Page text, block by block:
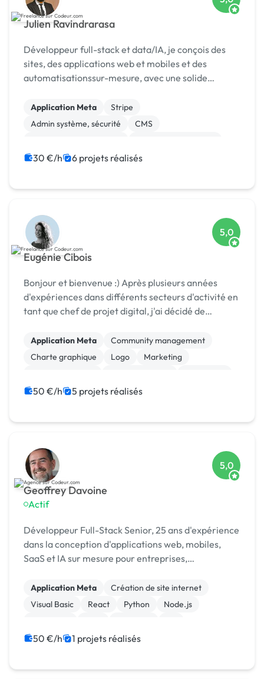
Julien Ravindrarasa
Développeur full-stack et data/IA, je conçois des
sites, des applications web et mobiles et des
automatisationssur-mesure, avec une solide
Stripe.
Application Meta
Stripe
Admin système, sécurité
CMS
Gestion site web
Installation de Script
30 €/h 6 projets réalisés
Eugénie Cibois
5,0
Bonjour et bienvenue :) Après plusieurs années
d'expériences dans différents secteurs d'activité en
tant que chef de projet digital, j'ai décidé de
entreprises souhaitant déléguer tout ou partie ...
Application Meta
Community management
Charte graphique
Logo
Marketing
Photoshop
Print (flyer, plaquette, affiche...)
50 €/h 5 projets réalisés
Geoffrey Davoine
Actif
5,0
Développeur Full-Stack Senior, 25 ans d'expérience
dans la conception d'applications web, mobiles,
SaaS et IA sur mesure pour entreprises,
Application Meta
Création de site internet
Visual Basic
React Python
Node.js
50 €/h 1 projets réalisés